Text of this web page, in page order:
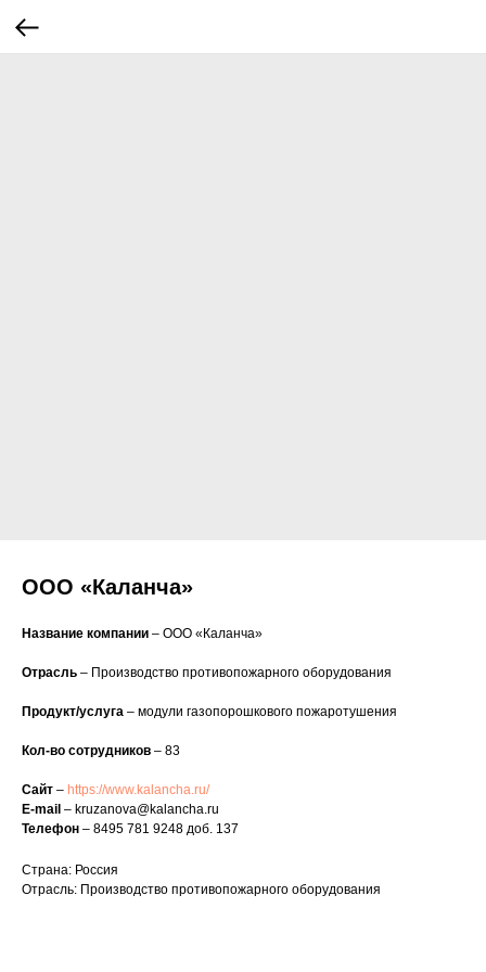
ООО «Каланча»
Название компании – ООО «Каланча»
Отрасль – Производство противопожарного оборудования
Продукт/услуга – модули газопорошкового пожаротушения
Кол-во сотрудников – 83
Сайт – https://www.kalancha.ru/
E-mail – kruzanova@kalancha.ru
Телефон – 8495 781 9248 доб. 137
Страна: Россия
Отрасль: Производство противопожарного оборудования